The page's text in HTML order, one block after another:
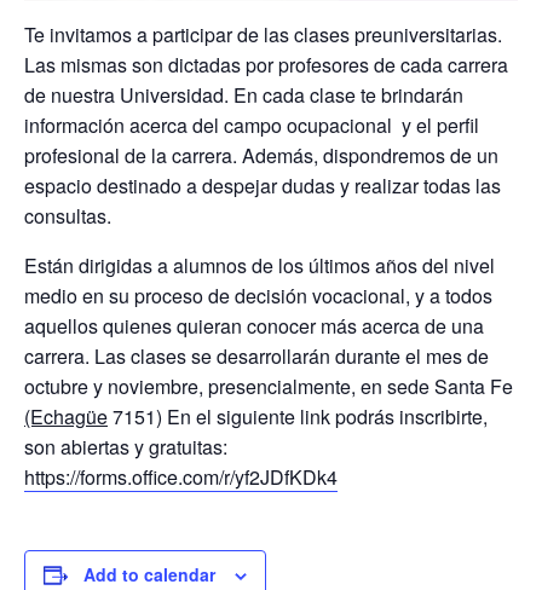
Te invitamos a participar de las clases preuniversitarias.
Las mismas son dictadas por profesores de cada carrera
de nuestra Universidad. En cada clase te brindarán
información acerca del campo ocupacional y el perfil
profesional de la carrera. Además, dispondremos de un
espacio destinado a despejar dudas y realizar todas las
consultas.
Están dirigidas a alumnos de los últimos años del nivel
medio en su proceso de decisión vocacional, y a todos
aquellos quienes quieran conocer más acerca de una
carrera. Las clases se desarrollarán durante el mes de
octubre y noviembre, presencialmente, en sede Santa Fe
(Echagüe7151) En el siguiente link podrás inscribirte,
son abiertas y gratuitas:
https://forms.office.com/r/yf2JDfKDk4
Add to calendar